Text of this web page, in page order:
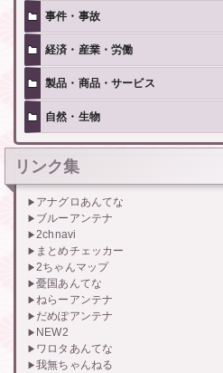
事件・事故
経済・産業・労働
製品・商品・サービス
自然・生物
リンク集
アナグロあんてな
ブルーアンテナ
2chnavi
まとめチェッカー
2ちゃんマップ
憂国あんてな
ねらーアンテナ
だめぽアンテナ
NEW2
ワロタあんてな
我無ちゃんねる